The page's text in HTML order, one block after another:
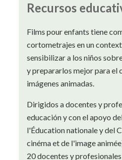
Recursos
Films pour enfants tiene
cortometrajes en un
sensibilizar a los niños
y prepararlos mejor para el
imágenes animadas.
Dirigidos a docentes y
educación y con el apoyo
l'Éducation nationale y del
cinéma et de l'image
20 docentes y